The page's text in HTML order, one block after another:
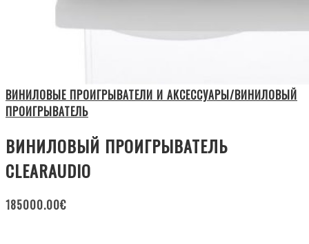
ВИНИЛОВЫЕ ПРОИГРЫВАТЕЛИ И АКСЕССУАРЫ/ВИНИЛОВЫЙ
ПРОИГРЫВАТЕЛЬ
ВИНИЛОВЫЙ ПРОИГРЫВАТЕЛЬ
CLEARAUDIO
185000.00€